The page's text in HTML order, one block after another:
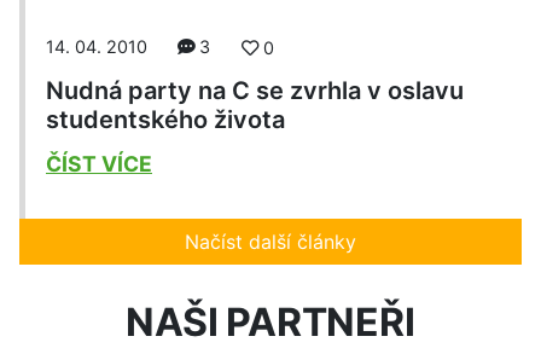
14. 04. 2010 3 0
Nudná party na C se zvrhla v oslavu
studentského života
ČÍST VÍCE
Načíst další články
NAŠI PARTNEŘI